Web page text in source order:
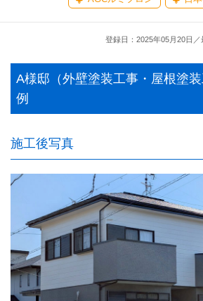
登録日：2025年05月20日
A様邸（外壁塗装工事・屋根塗
例
施工後写真